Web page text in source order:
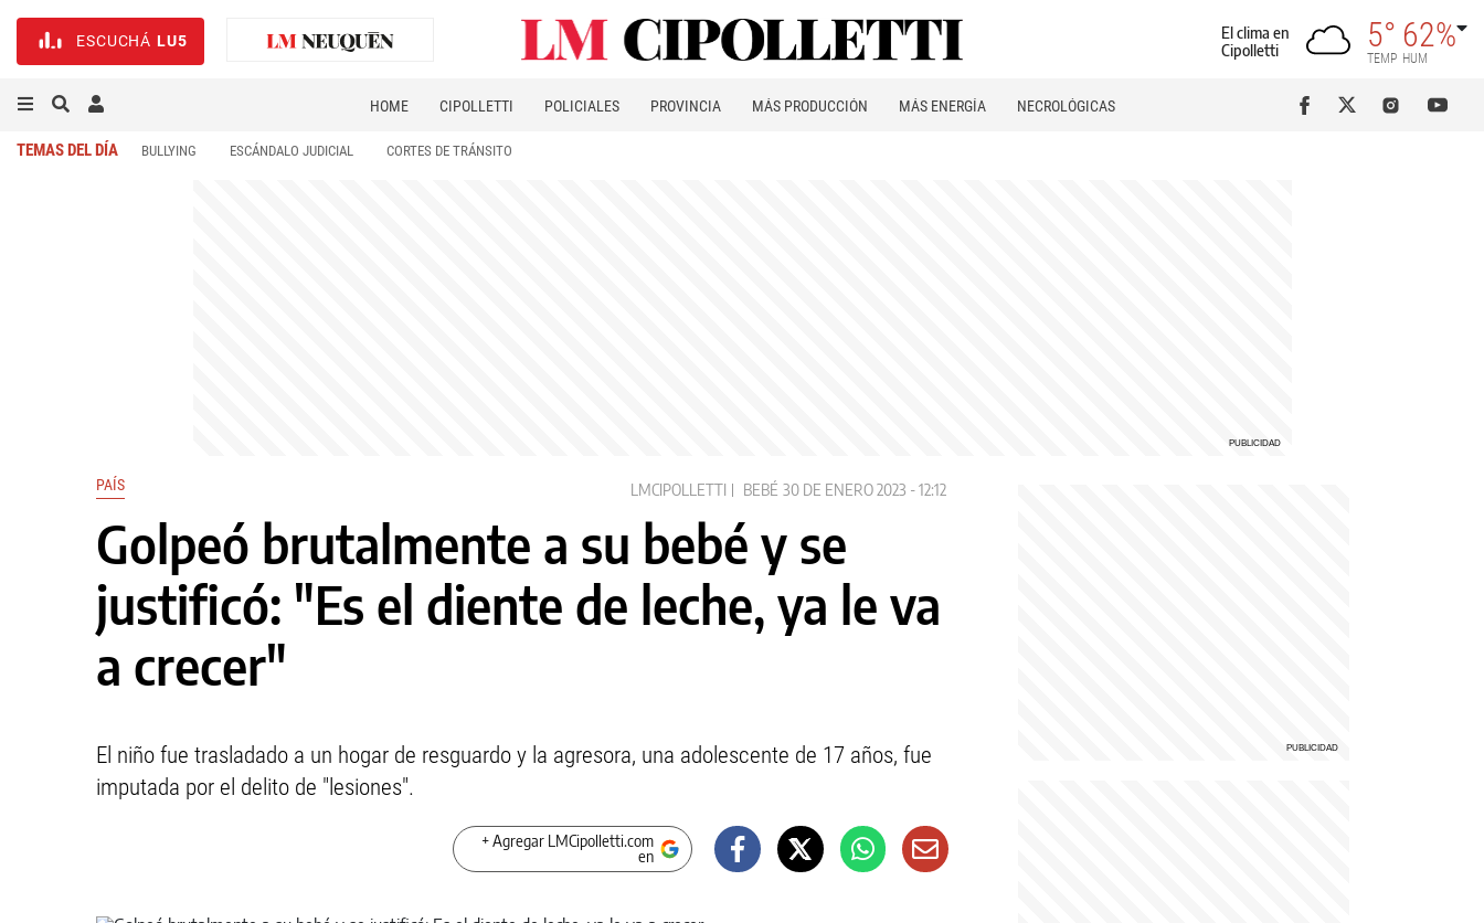
ESCUCHÁ LU5
El clima en
Cipolletti
5°
TEMP
62%
HUM
HOME CIPOLLETTI POLICIALES PROVINCIA MÁS PRODUCCIÓN MÁS ENERGÍA NECROLÓGICAS
TEMAS DEL DÍA BULLYING ESCÁNDALO JUDICIAL CORTES DE TRÁNSITO
PAÍS LMCIPOLLETTI BEBÉ 30 DE ENERO 2023 - 12:12
Golpeó brutalmente a su bebé y se
justificó: "Es el diente de leche, ya le va
a crecer"
El niño fue trasladado a un hogar de resguardo y la agresora, una adolescente de 17 años, fue
imputada por el delito de "lesiones".
+ Agregar LMCipolletti.com
en